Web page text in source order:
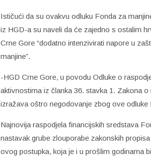
Ističući da su ovakvu odluku Fonda za
iz HGD-a su naveli da će zajedno s ostalim
Crne Gore “dodatno intenzivirati napore u
manjine”.
-HGD Crne Gore, u povodu Odluke o
aktivnostima iz članka 36. stavka 1. Zakona
izražava oštro negodovanje zbog ove
Najnovija raspodjela financijskih sredstava
nastavak grube zlouporabe zakonskih
ovog postupka, koja je i u prošlim godinama